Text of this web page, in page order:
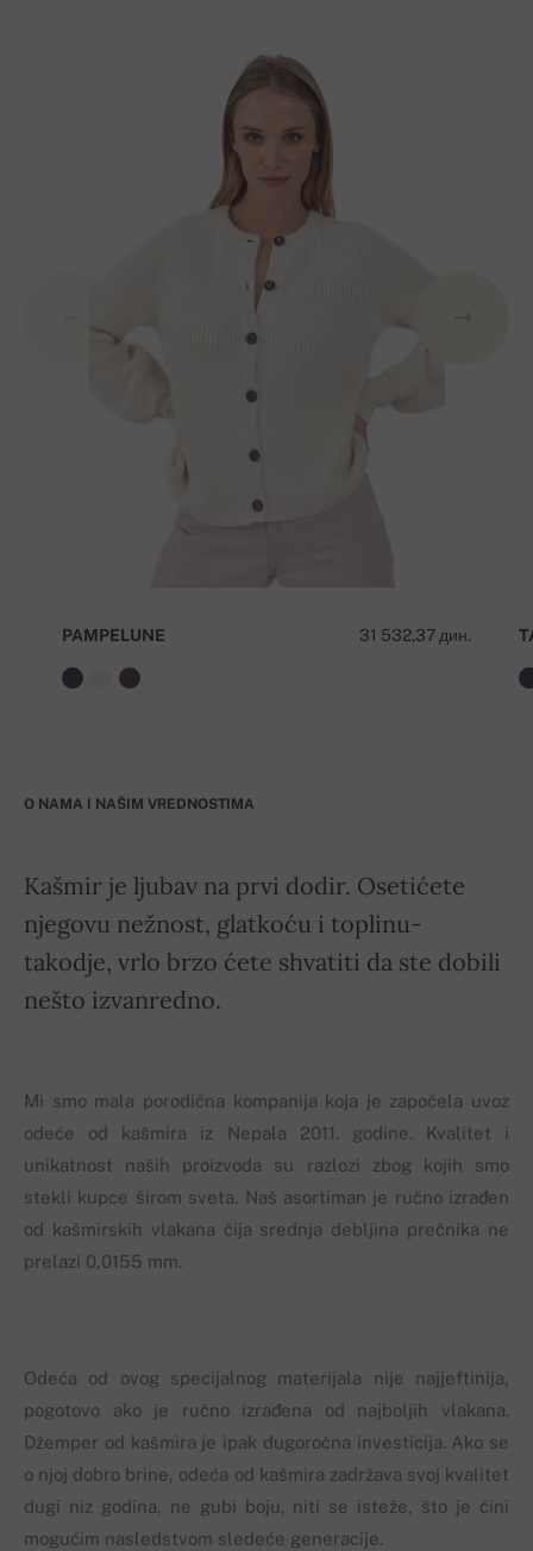
31 532,37 дин.
PAMPELUNE
O NAMA I NAŠIM VREDNOSTIMA
Kašmir je ljubav na prvi dodir. Osetićete
njegovu nežnost, glatkoću i toplinu-
takodje, vrlo brzo ćete shvatiti da ste dobili
nešto izvanredno.
Mi smo mala porodična kompanija koja je započela uvoz
odeće od kašmira iz Nepala 2011. godine. Kvalitet i
unikatnost naših proizvoda su razlozi zbog kojih smo
stekli kupce širom sveta. Naš asortiman je ručno izrađen
od kašmirskih vlakana čija srednja debljina prečnika ne
prelazi 0,0155 mm.
Odeća od ovog specijalnog materijala nije najjeftinija,
pogotovo ako je ručno izrađena od najboljih vlakana.
Džemper od kašmira je ipak dugoročna investicija. Ako se
o njoj dobro brine, odeća od kašmira zadržava svoj kvalitet
dugi niz godina, ne gubi boju, niti se isteže, što je čini
mogućim nasledstvom sledeće generacije.